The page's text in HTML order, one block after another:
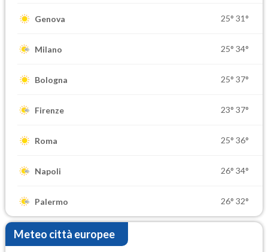
Genova 25° 31°
Milano 25° 34°
Bologna 25° 37°
Firenze 23° 37°
Roma 25° 36°
Napoli 26° 34°
Palermo 26° 32°
Meteo città europee